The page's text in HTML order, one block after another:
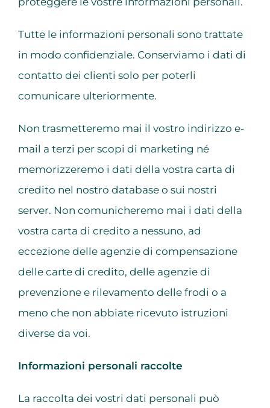
Tutte le informazioni personali sono trattate
in modo confidenziale. Conserviamo i dati di
contatto dei clienti solo per poterli
comunicare ulteriormente.
Non trasmetteremo mai il vostro indirizzo e-
mail a terzi per scopi di marketing né
memorizzeremo i dati della vostra carta di
credito nel nostro database o sui nostri
server. Non comunicheremo mai i dati della
vostra carta di credito a nessuno, ad
eccezione delle agenzie di compensazione
delle carte di credito, delle agenzie di
prevenzione e rilevamento delle frodi o a
meno che non abbiate ricevuto istruzioni
diverse da voi.
Informazioni personali raccolte
La raccolta dei vostri dati personali può